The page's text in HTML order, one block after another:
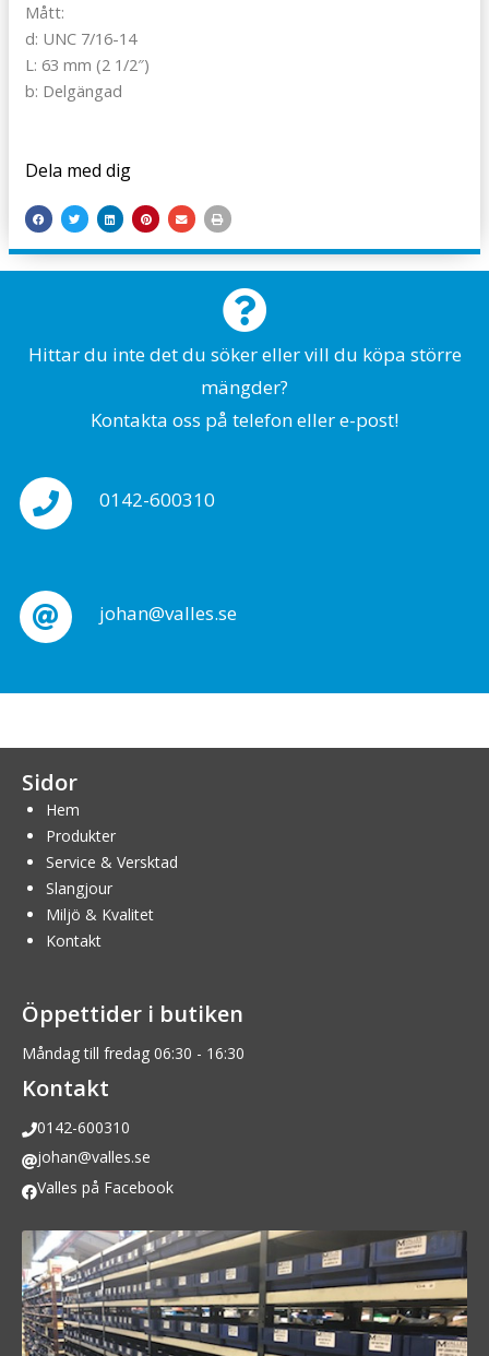
Mått:
d: UNC 7/16-14
L: 63 mm (2 1/2″)
b: Delgängad
Dela med dig
Hittar du inte det du söker eller vill du köpa större
mängder?
Kontakta oss på telefon eller e-post!
0142-600310
johan@valles.se
Sidor
Hem
Produkter
Service & Versktad
Slangjour
Miljö & Kvalitet
Kontakt
Öppettider i butiken
Måndag till fredag 06:30 - 16:30
Kontakt
0142-600310
johan@valles.se
Valles på Facebook